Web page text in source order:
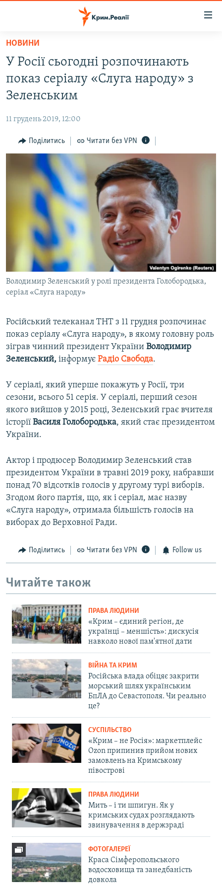
Перейти
основного
матеріалу
Перейти
до
основної
навігації
Перейти
до
ВІДЕО ТА ФОТО
БЛОГИ
ПОГЛЯД
ВСЕ ЗА ДЕНЬ
СПЕЦПРОЕКТИ
ДЕПОРТАЦІЯ
ВІДЕОУРОКИ «ELIFBE»
СВІДЧЕННЯ ОКУПАЦІЇ
УКРАЇНСЬКА ПРОБЛЕМА КРИМУ
ІНФОГРАФІКА
ЯК ОБІЙТИ БЛОКУВАННЯ
Русский
Qırımtatar
ДОЛУЧАЙСЯ!
Усі сайти RFE/RL
НОВИНИ
У Росії сьогодні розпочинають
показ серіалу «Слуга народу» з
Зеленським
11 грудень 2019, 12:00
Поділитись Читати без VPN
Володимир Зеленський у ролі президента Голобородька,
серіал «Слуга народу»
Російський телеканал ТНТ з 11 грудня розпочинає
показ серіалу «Слуга народу», в якому головну роль
зіграв чинний президент України Володимир
Зеленський, інформує Радіо Свобода.
У серіалі, який уперше покажуть у Росії, три
сезони, всього 51 серія. У серіалі, перший сезон
якого вийшов у 2015 році, Зеленський грає вчителя
історії Василя Голобородька, який стає президентом
України.
Актор і продюсер Володимир Зеленський став
президентом України в травні 2019 року, набравши
понад 70 відсотків голосів у другому турі виборів.
Згодом його партія, що, як і серіал, має назву
«Слуга народу», отримала більшість голосів на
виборах до Верховної Ради.
Поділитись Читати без VPN Follow us
Читайте також
ПРАВА ЛЮДИНИ
«Крим – єдиний регіон, де
українці – меншість»: дискусія
навколо нової пам'ятної дати
ВІЙНА ТА КРИМ
Російська влада обіцяє закрити
морський шлях українським
БпЛА до Севастополя. Чи реально
це?
СУСПІЛЬСТВО
«Крим – не Росія»: маркетплейс
Ozon припинив прийом нових
замовлень на Кримському
півострові
ПРАВА ЛЮДИНИ
Мить – і ти шпигун. Як у
кримських судах розглядають
звинувачення в держзраді
ФОТОГАЛЕРЕЇ
Краса Сімферопольського
водосховища та занедбаність
довкола